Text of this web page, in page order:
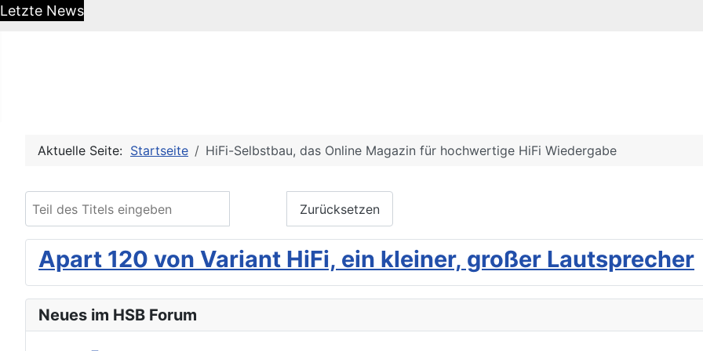
Letzte News
Neues im HSB Forum
Aktuelle Seite: Startseite HiFi-Selbstbau, das Online Magazin für hochwertige HiFi Wiedergabe
Zurücksetzen
Apart 120 von Variant HiFi, ein kleiner, großer Lautsprecher